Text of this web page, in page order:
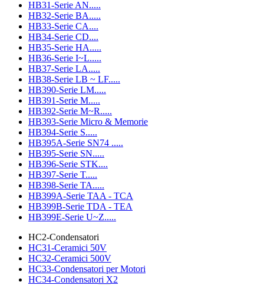
HB31-Serie AN.....
HB32-Serie BA.....
HB33-Serie CA....
HB34-Serie CD....
HB35-Serie HA.....
HB36-Serie I~L.....
HB37-Serie LA.....
HB38-Serie LB ~ LF.....
HB390-Serie LM.....
HB391-Serie M.....
HB392-Serie M~R.....
HB393-Serie Micro & Memorie
HB394-Serie S.....
HB395A-Serie SN74 .....
HB395-Serie SN.....
HB396-Serie STK....
HB397-Serie T.....
HB398-Serie TA.....
HB399A-Serie TAA - TCA
HB399B-Serie TDA - TEA
HB399E-Serie U~Z.....
HC2-Condensatori
HC31-Ceramici 50V
HC32-Ceramici 500V
HC33-Condensatori per Motori
HC34-Condensatori X2